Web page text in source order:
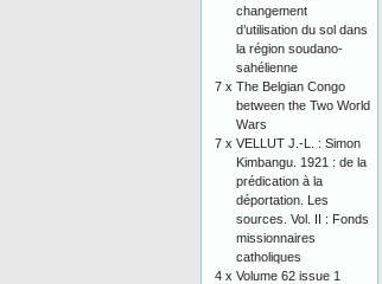
changement
d’utilisation du sol dans
la région soudano-
sahélienne
7 x The Belgian Congo
between the Two World
Wars
7 x VELLUT J.-L. : Simon
Kimbangu. 1921 : de la
prédication à la
déportation. Les
sources. Vol. II : Fonds
missionnaires
catholiques
4 x Volume 62 issue 1